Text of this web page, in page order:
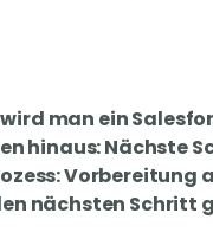
man ein
hinaus: Nächste
Vorbereitung
nächsten Schritt